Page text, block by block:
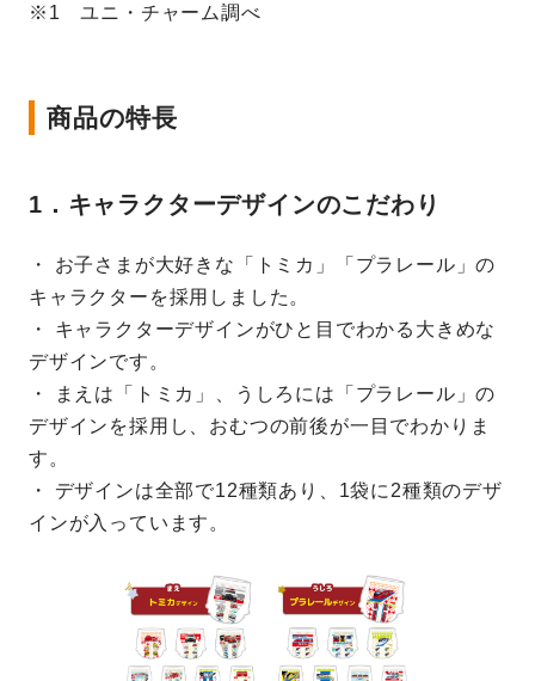
※1 ユニ・チャーム調べ
商品の特長
1．キャラクターデザインのこだわり
・ お子さまが大好きな「トミカ」「プラレール」の
キャラクターを採用しました。
・ キャラクターデザインがひと目でわかる大きめな
デザインです。
・ まえは「トミカ」、うしろには「プラレール」の
デザインを採用し、おむつの前後が一目でわかりま
す。
・ デザインは全部で12種類あり、1袋に2種類のデザ
インが入っています。